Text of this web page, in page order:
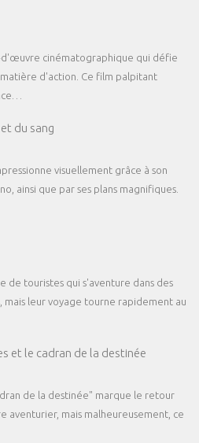
d'œuvre cinématographique qui défie
d'action. Ce film palpitant
et du sang
visuellement grâce à son
ainsi que par ses plans magnifiques.
de touristes qui s'aventure dans des
mais leur voyage tourne rapidement au
et le cadran de la destinée
de la destinée" marque le retour
aventurier, mais malheureusement, ce